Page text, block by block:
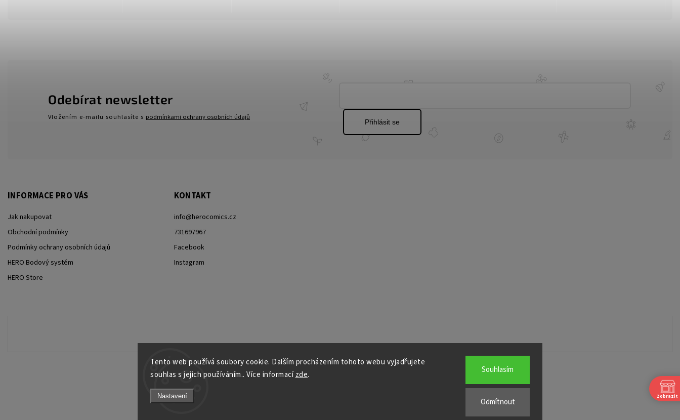
Tento web používá soubory cookie. Dalším procházením tohoto webu vyjadřujete
souhlas s jejich používáním.. Více informacízde.
Nastavení
Odmítnout
Souhlasím
INFORMACE PRO VÁS
Jak nakupovat
Obchodní podmínky
Podmínky ochrany osobních údajů
HERO Bodový systém
HERO Store
KONTAKT
info@herocomics.cz
731697967
Facebook
Instagram
Odebírat newsletter
Vložením e-mailu souhlasíte s podmínkami ochrany osobních údajů
Přihlásit se
Zobrazit